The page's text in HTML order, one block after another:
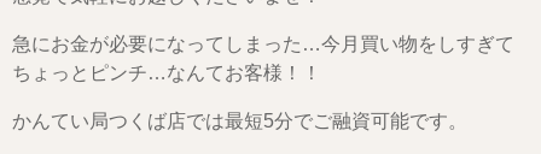
急にお金が必要になってしまった…今月買い物をしすぎて
ちょっとピンチ…なんてお客様！！
かんてい局つくば店では最短5分でご融資可能です。